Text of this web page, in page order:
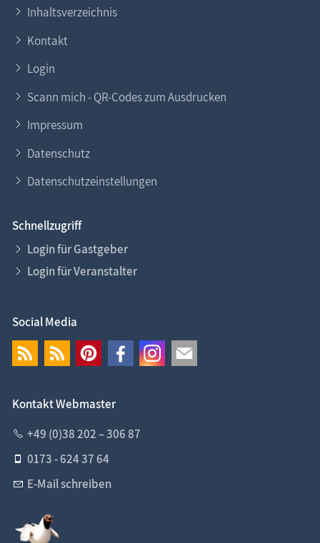
Inhaltsverzeichnis
Kontakt
Login
Scann mich - QR-Codes zum Ausdrucken
Impressum
Datenschutz
Datenschutzeinstellungen
Schnellzugriff
Login für Gastgeber
Login für Veranstalter
Social Media
Kontakt Webmaster
+49 (0)38 202 – 306 87
0173 - 624 37 64
E-Mail schreiben